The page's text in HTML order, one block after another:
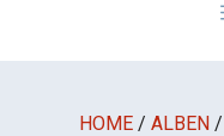
HOME / ALBEN /